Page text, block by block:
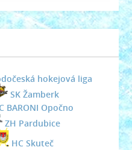
hokejová liga
SK Žamberk
BARONI Opočno
ZH Pardubice
HC Skuteč